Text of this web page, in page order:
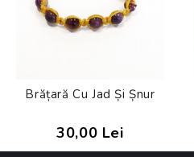
Brățară Cu Jad Și Șnur
30,00 Lei